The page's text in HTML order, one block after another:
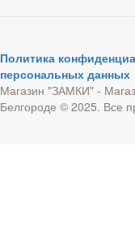
Политика
персональных данных
Магазин "ЗАМКИ" -
Белгороде © 2025. Все